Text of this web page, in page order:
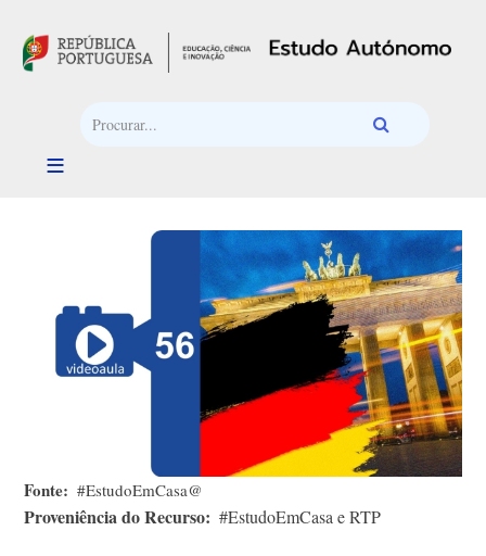
Fonte #EstudoEmCasa@
Proveniência do Recurso #EstudoEmCasa e RTP